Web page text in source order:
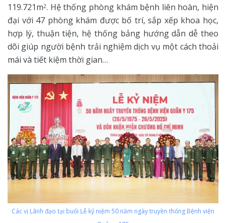
119.721m2. Hệ thống phòng khám bệnh liên hoàn, hiện
đại với 47 phòng khám được bố trí, sắp xếp khoa học,
hợp lý, thuận tiện, hệ thống bảng hướng dẫn dễ theo
dõi giúp người bệnh trải nghiệm dịch vụ một cách thoải
mái và tiết kiệm thời gian…
Các vị Lãnh đạo tại buổi Lễ kỷ niệm 50 năm ngày truyền thống Bệnh viện